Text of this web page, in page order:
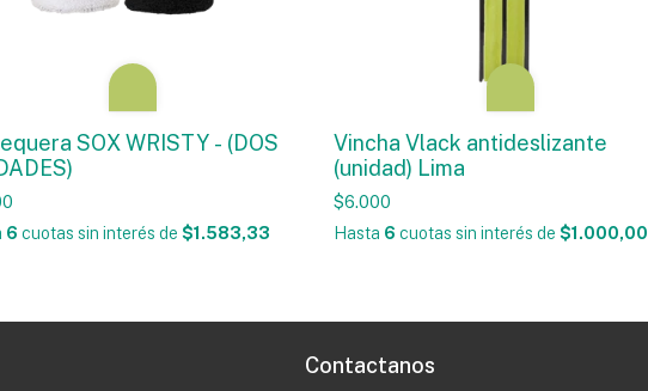
SOX WRISTY - (DOS
6 cuotas sin interés de $1.583,33
Vincha Vlack antideslizante
(unidad) Lima
$6.000
Hasta 6 cuotas sin interés de $1.000,00
Contactanos